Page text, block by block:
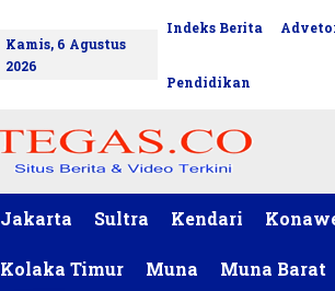
Kamis, 6 Agustus
2026
Indeks Berita
Pendidikan
Jakarta Sultra Kendari
Kolaka Timur Muna Muna Barat